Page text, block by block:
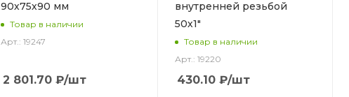
90х75х90 мм
Товар в наличии
Арт.: 19247
2 801.70 ₽/шт
внутренней резьбой
50х1"
Товар в наличии
Арт.: 19220
430.10 ₽/шт